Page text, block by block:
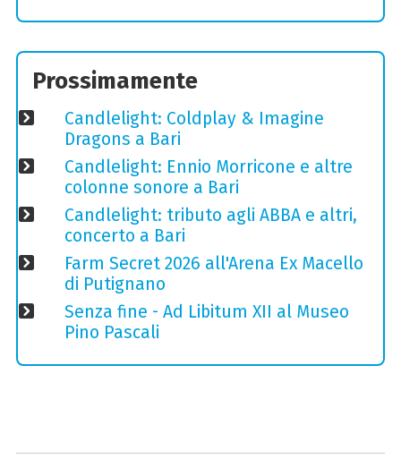
Prossimamente
Candlelight: Coldplay & Imagine
Dragons a Bari
Candlelight: Ennio Morricone e altre
colonne sonore a Bari
Candlelight: tributo agli ABBA e altri,
concerto a Bari
Farm Secret 2026 all'Arena Ex Macello
di Putignano
Senza fine - Ad Libitum XII al Museo
Pino Pascali